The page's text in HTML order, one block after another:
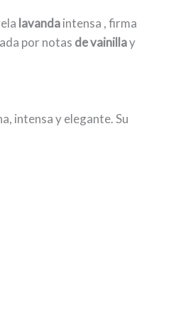
lavandaintensa , firma
por notas de vainillay
intensa y elegante. Su